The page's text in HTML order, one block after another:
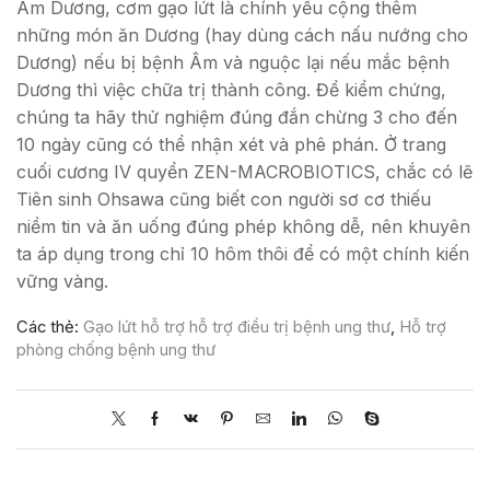
Âm Dương, cơm gạo lứt là chính yếu cộng thêm
những món ăn Dương (hay dùng cách nấu nướng cho
Dương) nếu bị bệnh Âm và nguộc lại nếu mắc bệnh
Dương thì việc chữa trị thành công. Để kiểm chứng,
chúng ta hãy thử nghiệm đúng đắn chừng 3 cho đến
10 ngày cũng có thể nhận xét và phê phán. Ở trang
cuối cương IV quyển ZEN-MACROBIOTICS, chắc có lẽ
Tiên sinh Ohsawa cũng biết con người sơ cơ thiếu
niềm tin và ăn uống đúng phép không dễ, nên khuyên
ta áp dụng trong chỉ 10 hôm thôi để có một chính kiến
vững vàng.
Các thẻ: Gạo lứt hỗ trợ hỗ trợ điều trị bệnh ung thư, Hỗ trợ
phòng chống bệnh ung thư